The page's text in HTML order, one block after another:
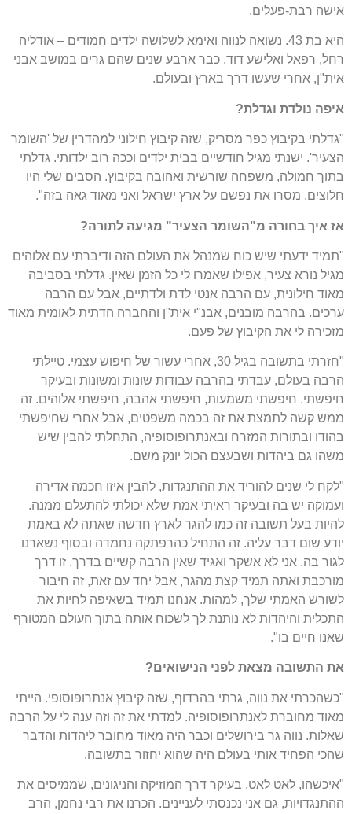
אישה רבת-פעלים.
היא בת 43. נשואה לנווה ואימא לשלושה ילדים חמודים – אודליה
רחל, רפאל ואלישע דוד. כבר ארבע שנים שהם גרים במושב אבני
אית"ן, אחרי שעשו דרך בארץ ובעולם.
איפה נולדת וגדלת?
"גדלתי בקיבוץ כפר מסריק, שזה קיבוץ חילוני למהדרין של 'השומר
הצעיר'. ישנתי מגיל חודשיים בבית ילדים וככה רוב ילדותי. גדלתי
בתוך חמולה, משפחה שורשית ואהובה בקיבוץ. הסבים שלי היו
חלוצים, מסרו את נפשם על ארץ ישראל ואני מאוד גאה בזה".
אז איך בחורה מ"השומר הצעיר" מגיעה לתורה?
"תמיד ידעתי שיש כוח שמנהל את העולם הזה ודיברתי עם אלוהים
מגיל נורא צעיר, אפילו שאמרו לי כל הזמן שאין. גדלתי בסביבה
מאוד חילונית, עם הרבה אנטי לדת ולדתיים, אבל עם הרבה
ערכים. בהרבה מובנים, אבנ"י אית"ן והחברה הדתית לאומית מאוד
מזכירה לי את הקיבוץ של פעם.
"חזרתי בתשובה בגיל 30, אחרי עשור של חיפוש עצמי. טיילתי
הרבה בעולם, עבדתי בהרבה עבודות שונות ומשונות ובעיקר
חיפשתי. חיפשתי משמעות, חיפשתי אהבה, חיפשתי אלוהים. זה
ממש קשה לתמצת את זה בכמה משפטים, אבל אחרי שחיפשתי
בהודו ובתורות המזרח ובאנתרופוסופיה, התחלתי להבין שיש
משהו גם ביהדות ושבעצם הכול יונק משם.
"לקח לי שנים להוריד את ההתנגדות, להבין איזו חכמה אדירה
ועמוקה יש בה ובעיקר ראיתי אמת שלא יכולתי להתעלם ממנה.
להיות בעל תשובה זה כמו להגר לארץ חדשה שאתה לא באמת
יודע שום דבר עליה. זה התחיל כהרפתקה נחמדה ובסוף נשארנו
לגור בה. אני לא אשקר ואגיד שאין הרבה קשיים בדרך. זו דרך
מורכבת ואתה תמיד קצת מהגר, אבל יחד עם זאת, זה חיבור
לשורש האמתי שלך, למהות. אנחנו תמיד בשאיפה לחיות את
התכלית והיהדות לא נותנת לך לשכוח אותה בתוך העולם המטורף
שאנו חיים בו".
את התשובה מצאת לפני הנישואים?
"כשהכרתי את נווה, גרתי בהרדוף, שזה קיבוץ אנתרופוסופי. הייתי
מאוד מחוברת לאנתרופוסופיה. למדתי את זה וזה ענה לי על הרבה
שאלות. נווה גר בירושלים וכבר היה מאוד מחובר ליהדות והדבר
שהכי הפחיד אותי בעולם היה שהוא יחזור בתשובה.
"איכשהו, לאט לאט, בעיקר דרך המוזיקה והניגונים, שממיסים את
ההתנגדויות, גם אני נכנסתי לעניינים. הכרנו את רבי נחמן, הרב